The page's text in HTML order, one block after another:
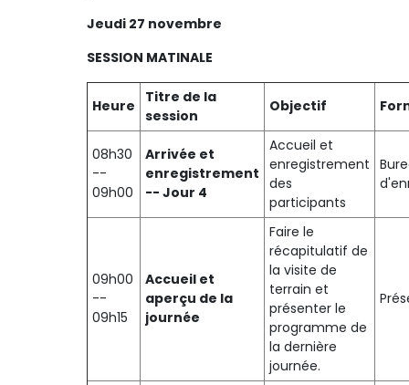
Jeudi 27 novembre
SESSION MATINALE
Heure
Titre de la
session
Objectif
08h30
--
09h00
Arrivée et
enregistrement
-- Jour 4
Accueil et
enregistrement
des
participants
09h00
--
09h15
Accueil et
aperçu de la
journée
Faire le
récapitulatif de
la visite de
terrain et
présenter le
programme de
la dernière
journée.